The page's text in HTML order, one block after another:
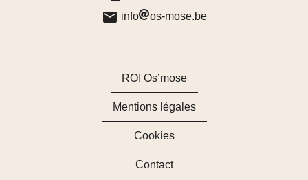
info
os-mose.be
ROI Os’mose
Mentions légales
Cookies
Contact